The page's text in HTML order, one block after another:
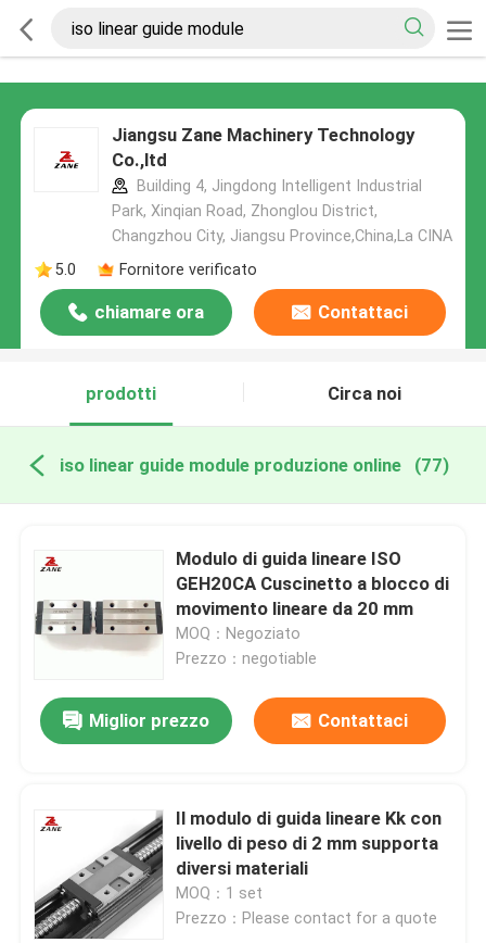
Jiangsu Zane Machinery Technology
Co.,ltd
Building 4, Jingdong Intelligent Industrial
Park, Xinqian Road, Zhonglou District,
Changzhou City, Jiangsu Province,China,La CINA
5.0
Fornitore verificato
chiamare ora Contattaci
prodotti Circa noi
iso linear guide module produzione online (77)
Modulo di guida lineare ISO
GEH20CA Cuscinetto a blocco di
movimento lineare da 20 mm
MOQ：Negoziato
Prezzo：negotiable
Miglior prezzo Contattaci
Il modulo di guida lineare Kk con
livello di peso di 2 mm supporta
diversi materiali
MOQ：1 set
Prezzo：Please contact for a quote